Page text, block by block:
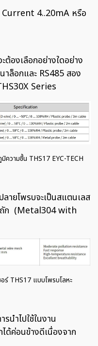
4..20mA หรือ
ต้องเลือกอย่างใดอย่าง
าล็อกและ RS485 สอง
Series
ความชื้น THS17 EYC-TECH
ายโพรบจะเป็นสแตนเลส
ถัก (Metal304 with
ร์ THS17 แบบโพรบโลหะ
นำไปใช้ในงาน
ได้ค่อนข้างดีเนื่องจาก